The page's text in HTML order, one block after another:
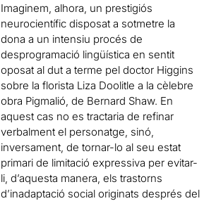
Imaginem, alhora, un prestigiós
neurocientífic disposat a sotmetre la
dona a un intensiu procés de
desprogramació lingüística en sentit
oposat al dut a terme pel doctor Higgins
sobre la florista Liza Doolitle a la cèlebre
obra Pigmalió, de Bernard Shaw. En
aquest cas no es tractaria de refinar
verbalment el personatge, sinó,
inversament, de tornar-lo al seu estat
primari de limitació expressiva per evitar-
li, d’aquesta manera, els trastorns
d’inadaptació social originats després del